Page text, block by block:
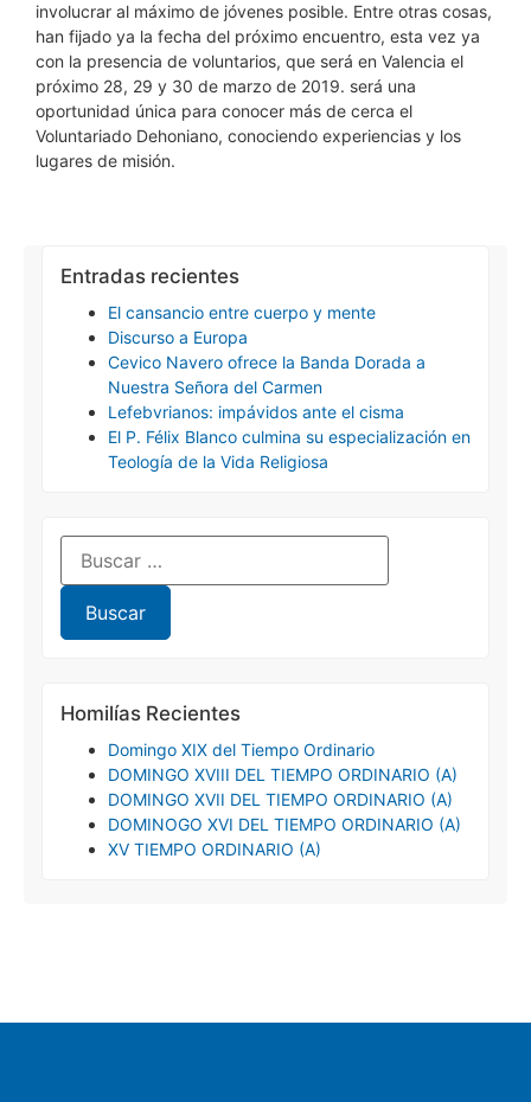
involucrar al máximo de jóvenes posible. Entre otras cosas,
han fijado ya la fecha del próximo encuentro, esta vez ya
con la presencia de voluntarios, que será en Valencia el
próximo 28, 29 y 30 de marzo de 2019. será una
oportunidad única para conocer más de cerca el
Voluntariado Dehoniano, conociendo experiencias y los
lugares de misión.
Entradas recientes
El cansancio entre cuerpo y mente
Discurso a Europa
Cevico Navero ofrece la Banda Dorada a
Nuestra Señora del Carmen
Lefebvrianos: impávidos ante el cisma
El P. Félix Blanco culmina su especialización en
Teología de la Vida Religiosa
Homilías Recientes
Domingo XIX del Tiempo Ordinario
DOMINGO XVIII DEL TIEMPO ORDINARIO (A)
DOMINGO XVII DEL TIEMPO ORDINARIO (A)
DOMINOGO XVI DEL TIEMPO ORDINARIO (A)
XV TIEMPO ORDINARIO (A)